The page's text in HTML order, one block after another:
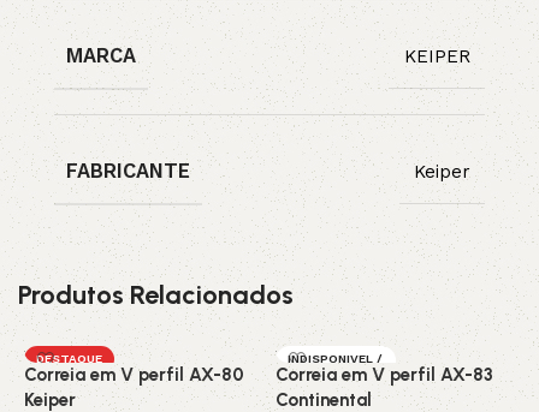
MARCA KEIPER
FABRICANTE Keiper
Produtos Relacionados
DESTAQUE
Correia em V perfil AX-80
Keiper
INDISPONIVEL /
SOB ENCOMEN
DA
Correia em V perfil AX-83
Continental